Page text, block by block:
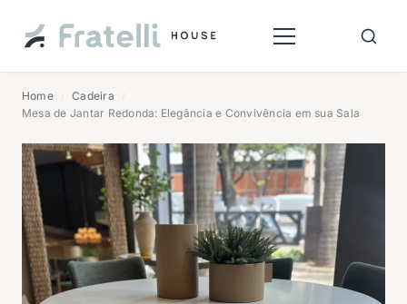
Home Cadeira
Mesa de Jantar Redonda: Elegância e Convivência em sua Sala